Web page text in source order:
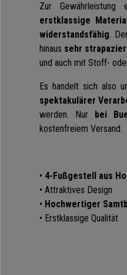
Zur Gewährleistung
erstklassige
widerstandsfähig.
hinaus sehr
und auch mit Stoff-
Es handelt sich also
spektakulärer
werden. Nur bei
kostenfreiem Versand.
• 4-Fußgestell aus
• Attraktives Design
• Hochwertiger
• Erstklassige Qualität